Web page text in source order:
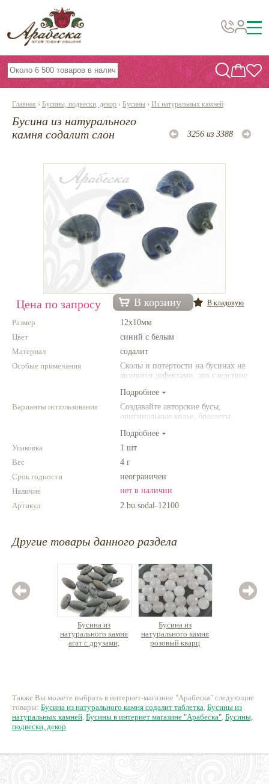
Бусины, подвески, декор
Бисер
Фурнитура
Инструменты и материалы
Эпоксидная смола
Шнуры, ленты, нитки
По темам и сезонам
Бисер TOHO
Нетемнеющая фурнитура
Всё для вышивки
Натуральные камни
Каталог
Главная › Бусины, подвески, декор › Бусины › Из натуральных камней
Бусина из натурального
камня содалит слон
3256 из 3388
Цена по запросу В корзину В кладовую
Размер
12х10мм
Цвет
синий с белым
Материал
содалит
Особые примечания
Сколы и потертости на бусинах не
являются дефектами, это следствие
природного камня. Цвет и размер
товара может отличаться от
представленных на фото.
Подробнее
Варианты использования
Создавайте авторские бусы,
оригинальные колье, браслеты,
Комбинируйте различные цвета и
размеры. Фантазируйте!
Подробнее
Упаковка
1 шт
Вес
4 г
Срок годности
неограничен
Наличие
нет в наличии
Артикул
2.bu.sodal-12100
Другие товары данного раздела
Бусина из
натурального камня
агат с друзами,
Бусина из
натурального камня
розовый кварц
Также Вы можете выбрать в интернет-магазине "Арабеска" следующие
товары: Бусина из натурального камня содалит таблетка, Бусины из
натуральных камней, Бусины в интернет магазине "Арабеска", Бусины,
подвески, декор